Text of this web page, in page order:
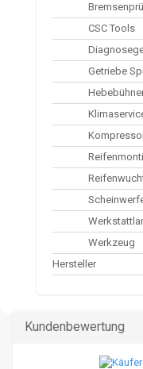
CSC Tools
Getriebe
Werkzeug
Hersteller
Kundenbewertung